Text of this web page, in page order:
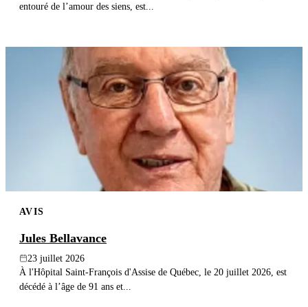
entouré de l’amour des siens, est...
AVIS
Jules Bellavance
23 juillet 2026
À l'Hôpital Saint-François d'Assise de Québec, le 20 juillet 2026, est
décédé à l’âge de 91 ans et...